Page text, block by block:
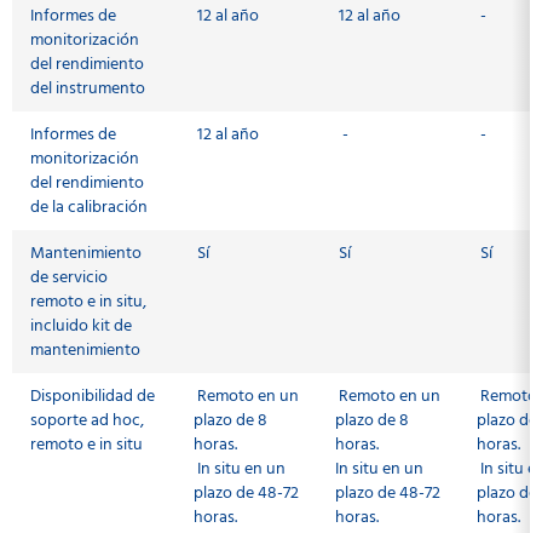
Informes de
monitorización
del rendimiento
del instrumento
12 al año 12 al año -
Informes de
monitorización
del rendimiento
de la calibración
12 al año - -
Mantenimiento
de servicio
remoto e in situ,
incluido kit de
mantenimiento
Sí Sí Sí
Disponibilidad de
soporte ad hoc,
remoto e in situ
Remoto en un
plazo de 8
horas.
In situ en un
plazo de 48-72
horas.
Remoto en un
plazo de 8
horas.
In situ en un
plazo de 48-72
horas.
plazo
horas.
In situ
plazo de
horas.